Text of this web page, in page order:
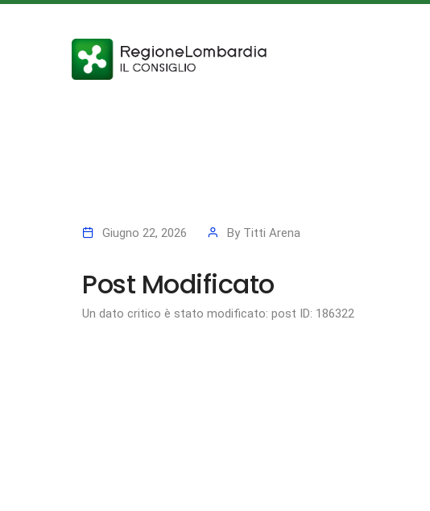
Giugno 22, 2026 By Titti Arena
Post Modificato
Un dato critico è stato modificato: post ID: 186322